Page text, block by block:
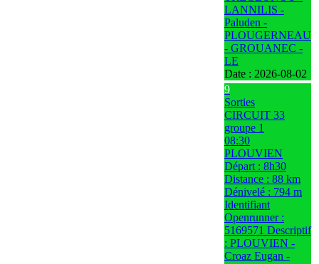
LANNILIS -
Paluden -
PLOUGERNEAU
- GROUANEC -
LE
Date : 2026-08-02
9
Sorties
CIRCUIT 33
groupe 1
08:30
PLOUVIEN
Départ : 8h30
Distance : 88 km
Dénivelé : 794 m
Identifiant
Openrunner :
5169571 Descriptif
: PLOUVIEN -
Croaz Eugan -